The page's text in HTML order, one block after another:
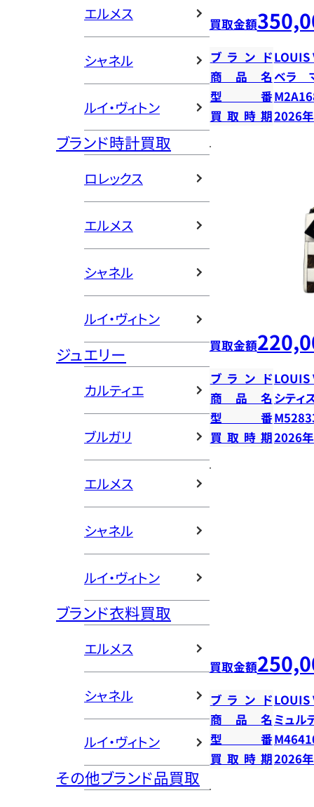
エルメス
シャネル
ルイ・ヴィトン
ブランド時計買取
ロレックス
エルメス
シャネル
ルイ・ヴィトン
ジュエリー
カルティエ
ブルガリ
エルメス
シャネル
ルイ・ヴィトン
ブランド衣料買取
エルメス
シャネル
ルイ・ヴィトン
その他ブランド品買取
買取金額
ブランドLOUIS
商品名ベラ
型番
買取時期2026
買取金額
ブランドLOUIS
商品名 シティ
型番
買取時期2026
買取金額
ブランドLOUIS
商品名 ミュル
型番
買取時期2026